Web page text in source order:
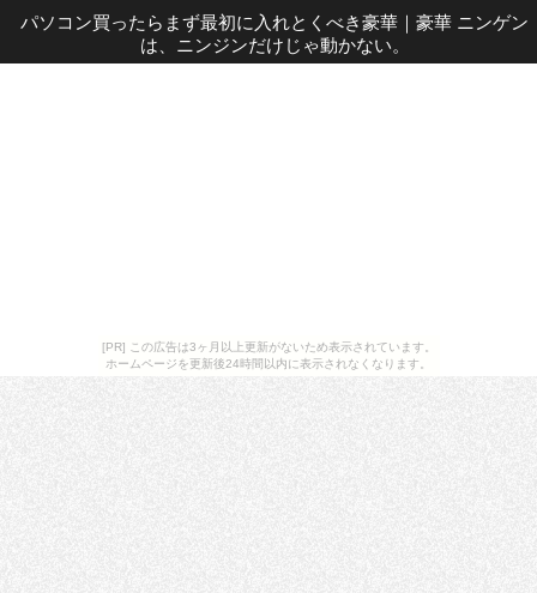
[PR] この広告は3ヶ月以上更新がないため表示されています。
ホームページを更新後24時間以内に表示されなくなります。
パソコン買ったらまず最初に入れとくべき豪華 ｜ 豪華 ニンゲン
は、ニンジンだけじゃ動かない。